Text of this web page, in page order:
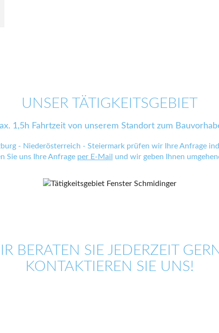
UNSER TÄTIGKEITSGEBIET
1,5h Fahrtzeit von unserem Standort zum
- Niederösterreich - Steiermark prüfen wir Ihre Anfrage
Sie uns Ihre Anfrage per E-Mail und wir geben Ihnen
BERATEN SIE JEDERZEIT
KONTAKTIEREN SIE UNS!